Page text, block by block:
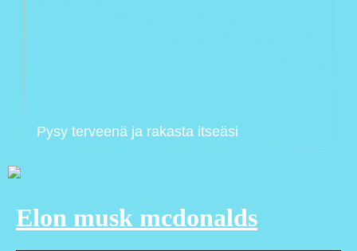
Pysy terveenä ja rakasta itseäsi
Elon musk mcdonalds